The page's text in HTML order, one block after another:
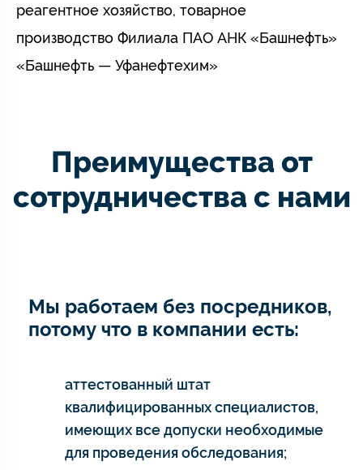
реагентное хозяйство, товарное
производство Филиала ПАО АНК «Башнефть»
«Башнефть — Уфанефтехим»
Преимущества от
сотрудничества с нами
Мы работаем без посредников,
потому что в компании есть:
аттестованный штат
квалифицированных специалистов,
имеющих все допуски необходимые
для проведения обследования;